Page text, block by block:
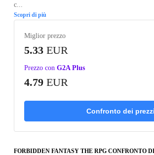
c...
Scopri di più
Miglior prezzo
5.33 EUR
Prezzo con G2A Plus
4.79 EUR
Confronto dei prezzi
FORBIDDEN FANTASY THE RPG CONFRONTO